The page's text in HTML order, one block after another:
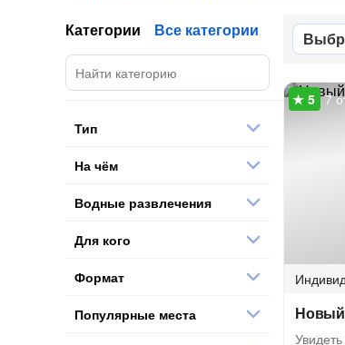
7
Новый
Категории Все категории
Тип
На чём
Водные развлечения
Для кого
Формат
Популярные места